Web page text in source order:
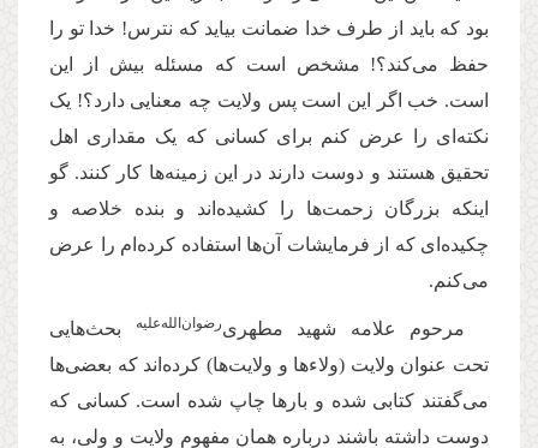
بود که باید از طرف خدا ضمانت بیاید که نترس! خدا تو را
حفظ می‌کند؟! مشخص است که مسئله بیش از این
است. خب اگر این است پس ولایت چه معنایی دارد؟! یک
نکته‌ای را عرض کنم برای کسانی که یک مقداری اهل
تحقیق هستند و دوست دارند در این زمینه‌ها کار کنند. گو
اینکه بزرگان زحمت‌ها را کشیده‌اند و بنده خلاصه و
‌چکیده‌ای که از فرمایشات آن‌ها استفاده کرده‌ام را عرض
می‌کنم.
مرحوم علامه شهید مطهری‌رضوان‌‌الله‌‌علیه
بحث‌هایی
تحت عنوان ولایت (ولاءها و ولایت‌ها) کرده‌اند که بعضی‌ها
می‌گفتند کتابی شده و بارها چاپ شده است. کسانی که
دوست داشته باشند درباره همان مفهوم ولایت و ولی، به